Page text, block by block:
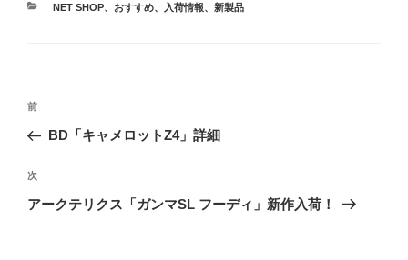
カ
NET SHOP、 おすすめ、 入荷情報、 新製品
投
ナ
ビ
ゲ
前
の
稿
前
BD「キャメロットZ4」詳細
次
の
次
アークテリクス「ガンマSL フーディ」新作入荷！